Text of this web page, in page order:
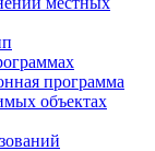
программа
объектах